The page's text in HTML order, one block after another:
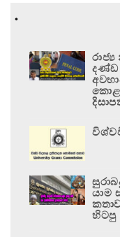
.
දණ්ඩ
යාම
හිටපු